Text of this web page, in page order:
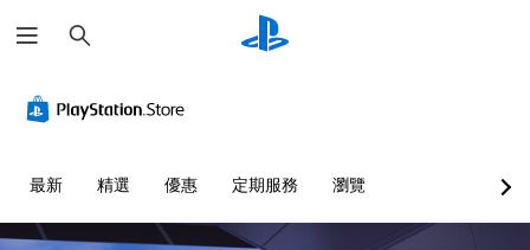
尋
最新 精選 優惠 定期服務 瀏覽